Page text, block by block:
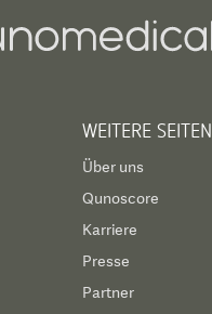
WEITERE SEITEN
Über uns
Qunoscore
Karriere
Presse
Partner